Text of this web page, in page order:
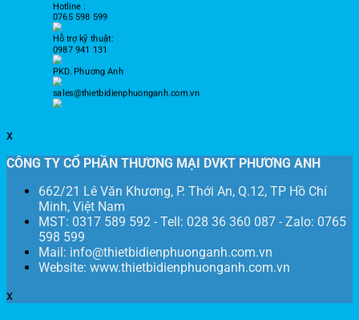
Hotline :
0765 598 599
Hỗ trợ kỹ thuật:
0987 941 131
PKD. Phương Anh
sales@thietbidienphuonganh.com.vn
x
CÔNG TY CỔ PHẦN THƯƠNG MẠI DVKT PHƯƠNG ANH
662/21 Lê Văn Khương, P. Thới An, Q.12, TP Hồ Chí
Minh, Việt Nam
MST: 0317 589 592 - Tell: 028 36 360 087 - Zalo: 0765
598 599
Mail: info@thietbidienphuonganh.com.vn
Website: www.thietbidienphuonganh.com.vn
x